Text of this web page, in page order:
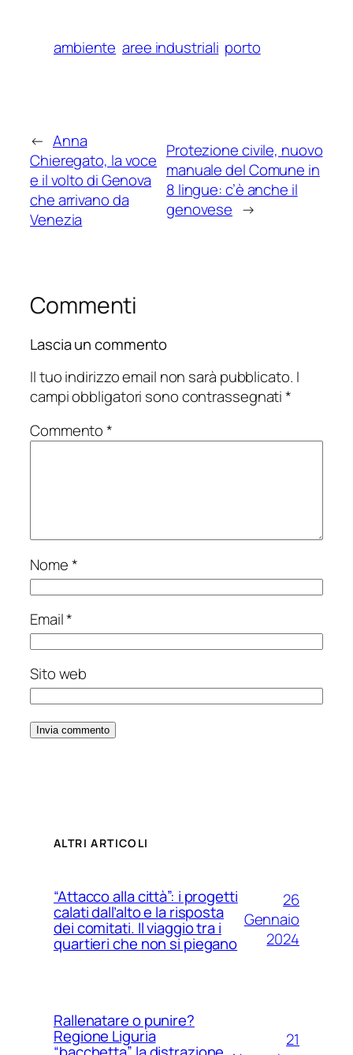
ambiente aree industriali porto
← Anna
Chieregato, la voce
e il volto di Genova
che arrivano da
Venezia
Protezione civile, nuovo
manuale del Comune in
8 lingue: c’è anche il
genovese →
Commenti
Lascia un commento
Il tuo indirizzo email non sarà pubblicato. I
campi obbligatori sono contrassegnati*
Commento*
Nome*
Email*
Sito web
ALTRI ARTICOLI
“Attacco alla città”: i progetti
calati dall’alto e la risposta
dei comitati. Il viaggio tra i
quartieri che non si piegano
26
Gennaio
2024
Rallenatare o punire?
Regione Liguria
21